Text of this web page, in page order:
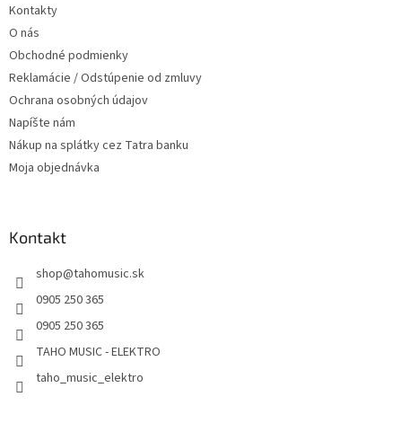
Kontakty
O nás
Obchodné podmienky
Reklamácie / Odstúpenie od zmluvy
Ochrana osobných údajov
Napíšte nám
Nákup na splátky cez Tatra banku
Moja objednávka
Kontakt
shop@tahomusic.sk
0905 250 365
0905 250 365
TAHO MUSIC - ELEKTRO
taho_music_elektro